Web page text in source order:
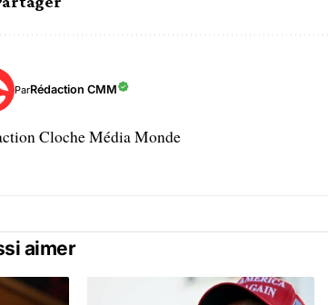
ParRédaction CMM
Cloche Média Monde
aimer